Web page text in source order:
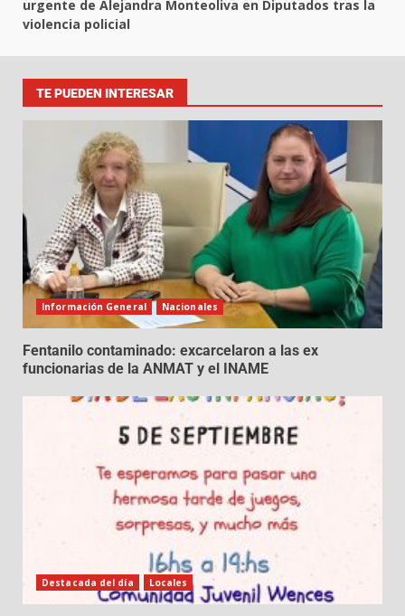
urgente de Alejandra Monteoliva en Diputados tras la
violencia policial
TE PUEDEN INTERESAR
Información General Nacionales
Fentanilo contaminado: excarcelaron a las ex
funcionarias de la ANMAT y el INAME
Destacada del día Locales